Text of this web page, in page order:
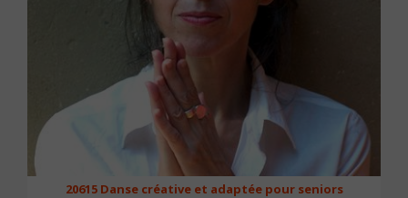
20615 Danse créative et adaptée pour seniors